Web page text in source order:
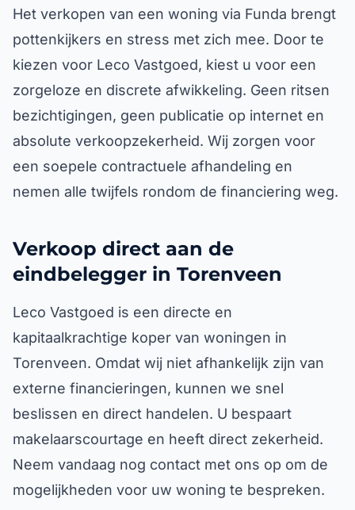
Het verkopen van een woning via Funda brengt
pottenkijkers en stress met zich mee. Door te
kiezen voor Leco Vastgoed, kiest u voor een
zorgeloze en discrete afwikkeling. Geen ritsen
bezichtigingen, geen publicatie op internet en
absolute verkoopzekerheid. Wij zorgen voor
een soepele contractuele afhandeling en
nemen alle twijfels rondom de financiering weg.
Verkoop direct aan de
eindbelegger in Torenveen
Leco Vastgoed is een directe en
kapitaalkrachtige koper van woningen in
Torenveen. Omdat wij niet afhankelijk zijn van
externe financieringen, kunnen we snel
beslissen en direct handelen. U bespaart
makelaarscourtage en heeft direct zekerheid.
Neem vandaag nog contact met ons op om de
mogelijkheden voor uw woning te bespreken.